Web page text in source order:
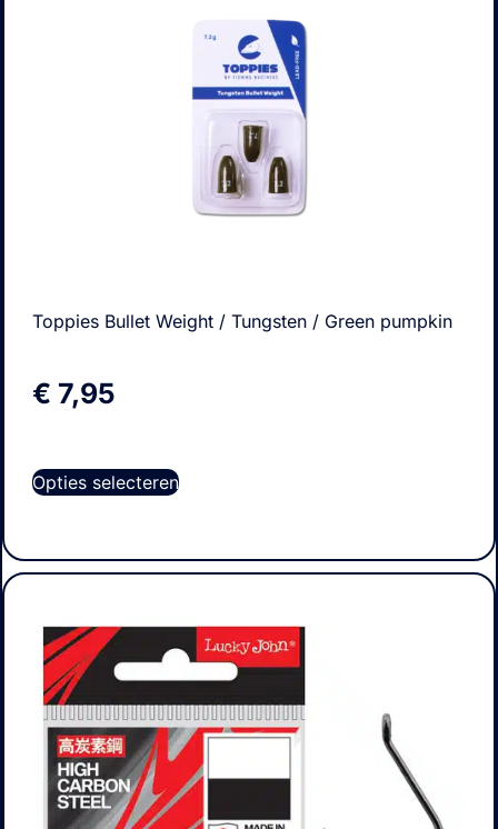
Toppies Bullet Weight / Tungsten / Green pumpkin
€ 7,95
Opties selecteren